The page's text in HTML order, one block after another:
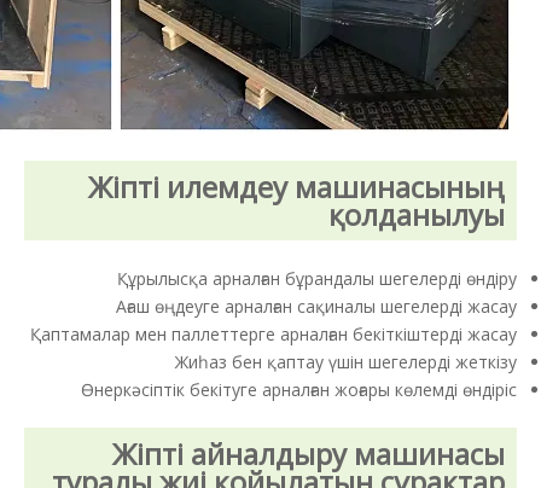
Жіпті илемдеу машинасының
қолданылуы
Құрылысқа арналған бұрандалы шегелерді өндіру
Ағаш өңдеуге арналған сақиналы шегелерді жасау
Қаптамалар мен паллеттерге арналған бекіткіштерді жасау
Жиһаз бен қаптау үшін шегелерді жеткізу
Өнеркәсіптік бекітуге арналған жоғары көлемді өндіріс
Жіпті айналдыру машинасы